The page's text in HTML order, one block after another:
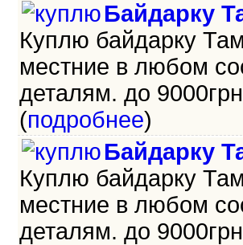
Байдарку
Куплю байдарку
местние в любом
деталям. до
(подробнее)
Байдарку
Куплю байдарку
местние в любом
деталям. до